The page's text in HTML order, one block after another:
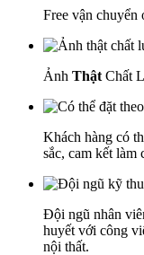
Free vận
Ảnh Thật Chất
Khách hàng có
sắc, cam kết làm
Đội ngũ nhân
huyết với công
nội thất.